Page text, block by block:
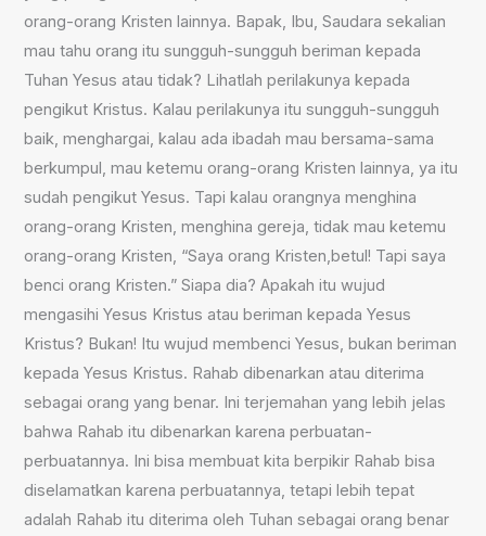
orang-orang Kristen lainnya. Bapak, Ibu, Saudara sekalian
mau tahu orang itu sungguh-sungguh beriman kepada
Tuhan Yesus atau tidak? Lihatlah perilakunya kepada
pengikut Kristus. Kalau perilakunya itu sungguh-sungguh
baik, menghargai, kalau ada ibadah mau bersama-sama
berkumpul, mau ketemu orang-orang Kristen lainnya, ya itu
sudah pengikut Yesus. Tapi kalau orangnya menghina
orang-orang Kristen, menghina gereja, tidak mau ketemu
orang-orang Kristen, “Saya orang Kristen,betul! Tapi saya
benci orang Kristen.” Siapa dia? Apakah itu wujud
mengasihi Yesus Kristus atau beriman kepada Yesus
Kristus? Bukan! Itu wujud membenci Yesus, bukan beriman
kepada Yesus Kristus. Rahab dibenarkan atau diterima
sebagai orang yang benar. Ini terjemahan yang lebih jelas
bahwa Rahab itu dibenarkan karena perbuatan-
perbuatannya. Ini bisa membuat kita berpikir Rahab bisa
diselamatkan karena perbuatannya, tetapi lebih tepat
adalah Rahab itu diterima oleh Tuhan sebagai orang benar